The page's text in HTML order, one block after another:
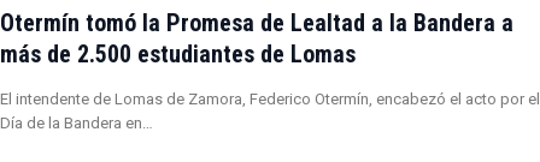
Otermín tomó la Promesa de Lealtad a la Bandera a
más de 2.500 estudiantes de Lomas
El intendente de Lomas de Zamora, Federico Otermín, encabezó el acto por el
Día de la Bandera en…